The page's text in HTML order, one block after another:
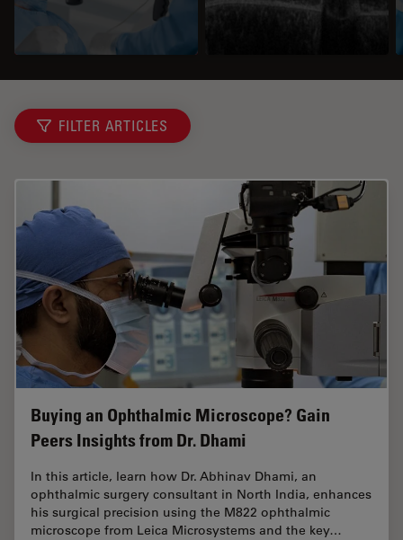
FILTER ARTICLES
Buying an Ophthalmic Microscope? Gain
Peers Insights from Dr. Dhami
In this article, learn how Dr. Abhinav Dhami, an
ophthalmic surgery consultant in North India, enhances
his surgical precision using the M822 ophthalmic
microscope from Leica Microsystems and the key…